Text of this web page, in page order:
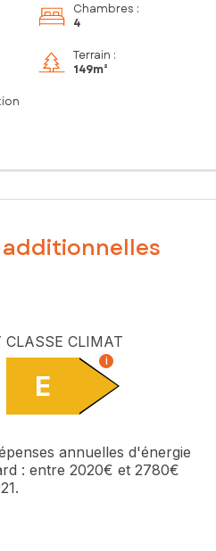
Chambres :
4
Terrain :
149m²
CLASSE CLIMAT
E
i
annuelles d'énergie
: entre 2020€ et 2780€